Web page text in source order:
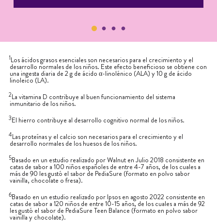
1Los ácidos grasos esenciales son necesarios para el crecimiento y el
desarrollo normales de los niños. Este efecto beneficioso se obtiene con
una ingesta diaria de 2 g de ácido α-linolénico (ALA) y 10 g de ácido
linoleico (LA).
2La vitamina D contribuye al buen funcionamiento del sistema
inmunitario de los niños.
3El hierro contribuye al desarrollo cognitivo normal de los niños.
4Las proteínas y el calcio son necesarios para el crecimiento y el
desarrollo normales de los huesos de los niños.
5Basado en un estudio realizado por Walnut en Julio 2018 consistente en
catas de sabor a 100 niños españoles de entre 4-7 años, de los cuales a
más de 90 les gustó el sabor de PediaSure (formato en polvo sabor
vainilla, chocolate o fresa).
6Basado en un estudio realizado por Ipsos en agosto 2022 consistente en
catas de sabor a 120 niños de entre 10-15 años, de los cuales a más de 92
les gustó el sabor de PediaSure Teen Balance (formato en polvo sabor
vainilla y chocolate).